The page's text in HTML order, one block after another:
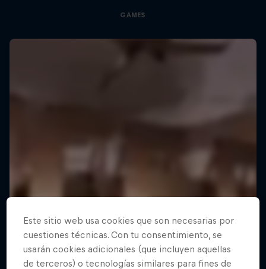
GAMES
Este sitio web usa cookies que son necesarias por
cuestiones técnicas. Con tu consentimiento, se
usarán cookies adicionales (que incluyen aquellas
de terceros) o tecnologías similares para fines de